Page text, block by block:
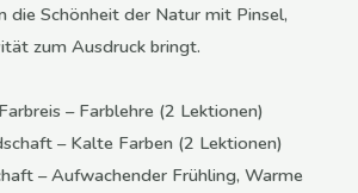
die Schönheit der Natur mit Pinsel,
zum Ausdruck bringt.
– Farblehre (2 Lektionen)
– Kalte Farben (2 Lektionen)
– Aufwachender Frühling, Warme